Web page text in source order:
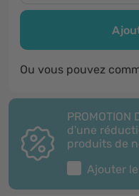
Ou vous pouvez
d'une
produits de
Ajouter